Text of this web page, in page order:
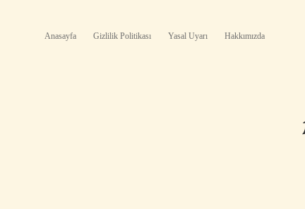
Anasayfa Gizlilik Politikası Yasal Uyarı Hakkımızda